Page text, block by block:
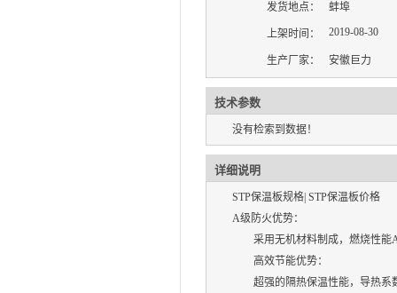
发货地点： 蚌埠
上架时间： 2019-08-30
生产厂家： 安徽巨力
技术参数
没有检索到数据！
详细说明
STP保温板规格| STP保温板价格
A级防火优势：
采用无机材料制成，燃烧性能
高效节能优势：
超强的隔热保温性能，导热系